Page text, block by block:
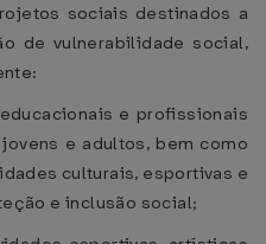
sociais destinados a
de vulnerabilidade social,
e profissionais
e adultos, bem como
culturais, esportivas e
e inclusão social;